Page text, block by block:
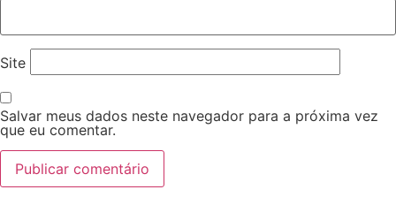
Site
Salvar meus dados neste navegador para a próxima vez
que eu comentar.